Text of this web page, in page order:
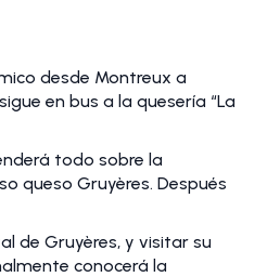
desde Montreux a
en bus a la quesería “La
todo sobre la
queso Gruyères. Después
de Gruyères, y visitar su
conocerá la